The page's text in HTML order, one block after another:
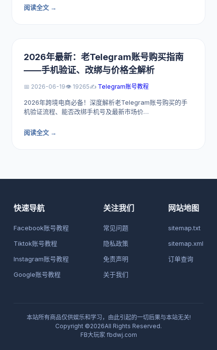
阅读全文 →
2026年最新：老Telegram账号购买指南
——手机验证、改绑与价格全解析
📅 2026-06-19👁️ 19265✍️ Telegram账号教程
2026年跨境电商必备！深度解析老Telegram账号购买的手
机验证流程、能否改绑手机号及最新市场价…
阅读全文 →
快速导航
Facebook账号教程
Tiktok账号教程
Instagram账号教程
Google账号教程
关注我们
常见问题
隐私政策
免责声明
关于我们
网站地图
sitemap.txt
sitemap.xml
订单查询
本站所有商品仅供娱乐和学习，由此引起的一切后果与本站无关!
Copyright ©2026All Rights Reserved.
FB大玩家fbdwj.com